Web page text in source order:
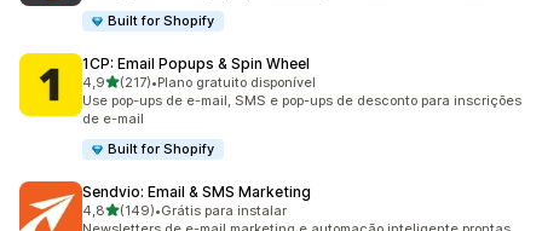
Built for Shopify
1CP: Email Popups & Spin Wheel
4,9de 5 estrelas
(217)
217 avaliações ao todo
•Plano gratuito disponível
Use pop-ups de e-mail, SMS e pop-ups de desconto para inscrições
de e-mail
Built for Shopify
Sendvio: Email & SMS Marketing
4,8de 5 estrelas
(149)
149 avaliações ao todo
•Grátis para instalar